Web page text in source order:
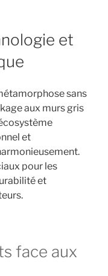
et
sans
aux murs gris
et
pour les
et
face aux